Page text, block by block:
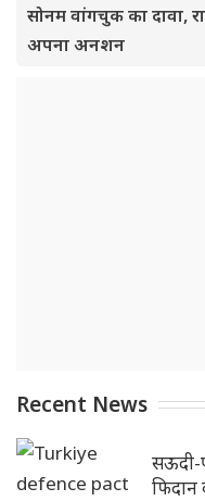
सोनम वांगचुक का दावा,
अपना अनशन
Recent News
सऊदी-
फिदान